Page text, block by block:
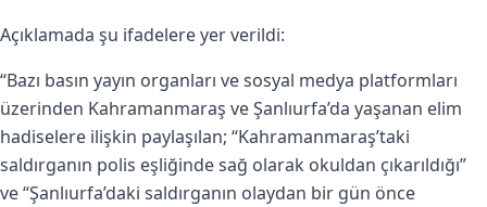
Açıklamada şu ifadelere yer verildi:
“Bazı basın yayın organları ve sosyal medya platformları
üzerinden Kahramanmaraş ve Şanlıurfa’da yaşanan elim
hadiselere ilişkin paylaşılan; “Kahramanmaraş’taki
saldırganın polis eşliğinde sağ olarak okuldan çıkarıldığı”
ve “Şanlıurfa’daki saldırganın olaydan bir gün önce